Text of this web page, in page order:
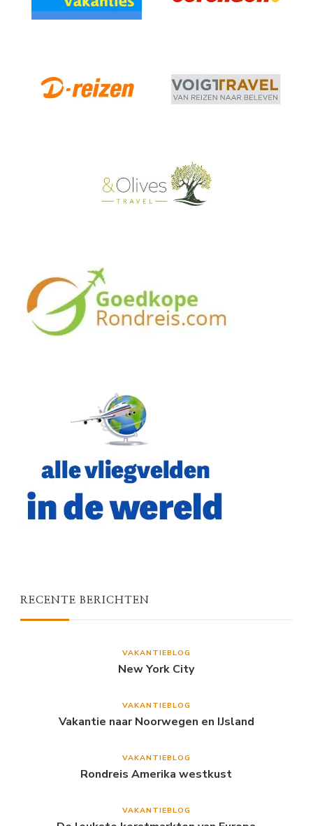
RECENTE BERICHTEN
VAKANTIEBLOG
New York City
VAKANTIEBLOG
Vakantie naar Noorwegen en IJsland
VAKANTIEBLOG
Rondreis Amerika westkust
VAKANTIEBLOG